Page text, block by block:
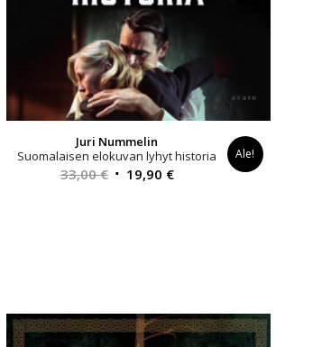
Juri Nummelin
Suomalaisen elokuvan lyhyt historia
33,00€ Alkuperäinen
19,90 €Nykyinen
Ale!